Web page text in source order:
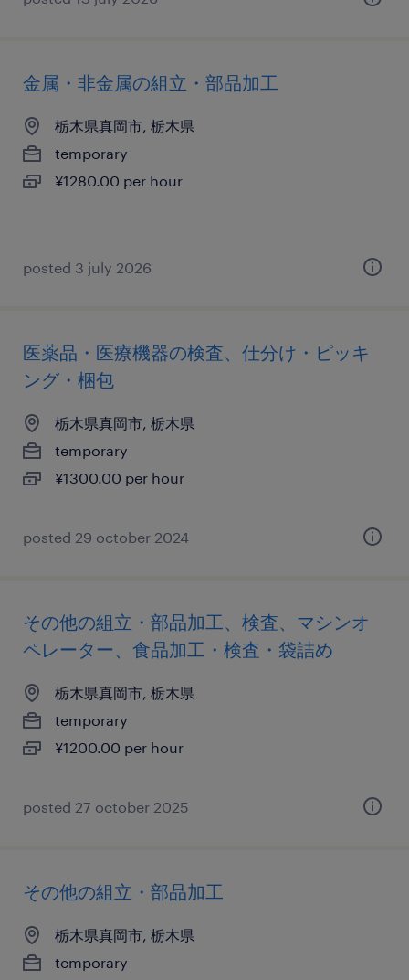
金属・非金属の組立・部品加工
栃木県真岡市, 栃木県
temporary
¥1280.00 per hour
posted 3 july 2026
医薬品・医療機器の検査、仕分け・ピッキ
ング・梱包
栃木県真岡市, 栃木県
temporary
¥1300.00 per hour
posted 29 october 2024
その他の組立・部品加工、検査、マシンオ
ペレーター、食品加工・検査・袋詰め
栃木県真岡市, 栃木県
temporary
¥1200.00 per hour
posted 27 october 2025
その他の組立・部品加工
栃木県真岡市, 栃木県
temporary